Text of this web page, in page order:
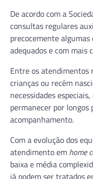
De acordo com a
consultas regulares
precocemente
adequados e com mais
Entre os atendimentos
crianças ou recém
necessidades
permanecer por
acompanhamento.
Com a evolução dos
atendimento em home
baixa e média
já podem ser tratados